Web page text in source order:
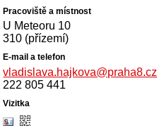
U Meteoru 10
310 (přízemí)
vladislava.hajkova@praha8.cz
222 805 441